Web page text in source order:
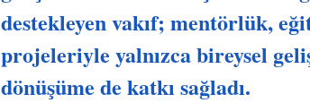
destekleyen vakıf; mentörlük,
projeleriyle yalnızca bireysel
dönüşüme de katkı sağladı.